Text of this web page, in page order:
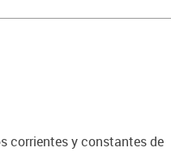
corrientes y constantes de